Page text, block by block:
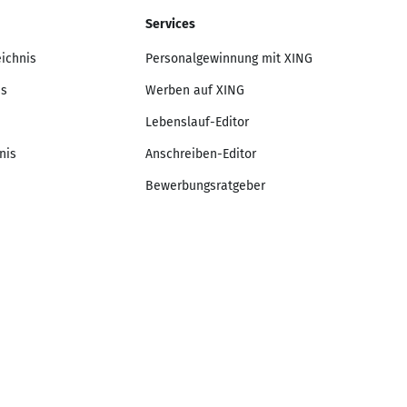
Services
Personalgewinnung mit XING
Werben auf XING
Lebenslauf-Editor
Anschreiben-Editor
Bewerbungsratgeber